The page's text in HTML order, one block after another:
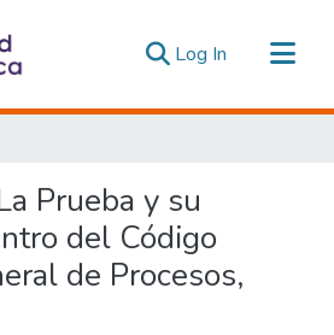
Log In (current)
Prueba y su
del Código
de Procesos,